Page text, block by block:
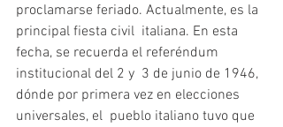
proclamarse feriado. Actualmente, es la
principal fiesta civil  italiana. En esta
fecha, se recuerda el referéndum
institucional del 2 y  3 de junio de 1946,
dónde por primera vez en elecciones
universales, el  pueblo italiano tuvo que